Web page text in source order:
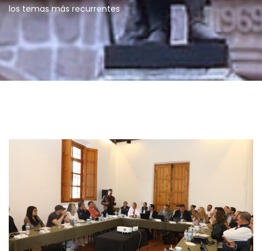
los temas más recurrentes